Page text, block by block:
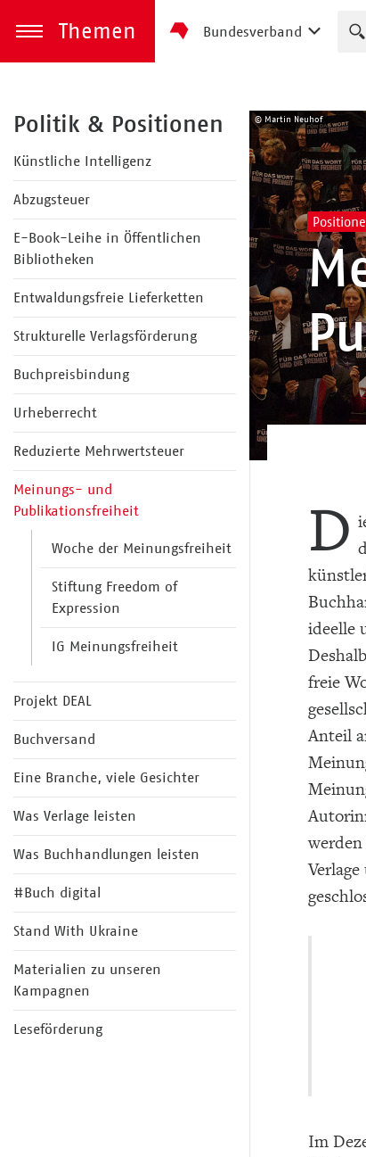
zum Inhalt springen
Themen
Menü öffnen
Bundesverband
Politik & Positionen
Künstliche Intelligenz
Abzugsteuer
E-Book-Leihe in Öffentlichen
Bibliotheken
Entwaldungsfreie Lieferketten
Strukturelle Verlagsförderung
Buchpreisbindung
Urheberrecht
Reduzierte Mehrwertsteuer
Meinungs- und
Publikationsfreiheit
Woche der Meinungsfreiheit
Stiftung Freedom of
Expression
IG Meinungsfreiheit
Projekt DEAL
Buchversand
Eine Branche, viele Gesichter
Was Verlage leisten
Was Buchhandlungen leisten
#Buch digital
Stand With Ukraine
Materialien zu unseren
Kampagnen
Leseförderung
© Martin Neuhof
D
ideelle
freie
Anteil
Im